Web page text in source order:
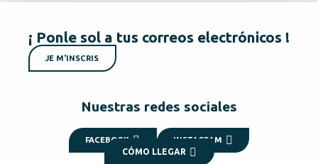
¡ Ponle sol a tus correos electrónicos !
JE M'INSCRIS
Nuestras redes sociales
FACEBOOK INSTAGRAM
CÓMO LLEGAR